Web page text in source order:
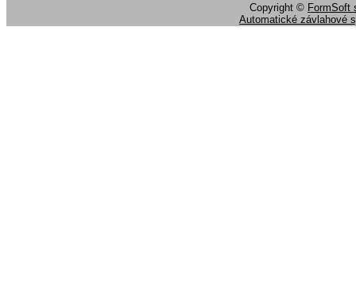
Copyright © FormSoft
Automatické závlahové